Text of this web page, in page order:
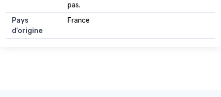
pas.
Pays
d'origine
France